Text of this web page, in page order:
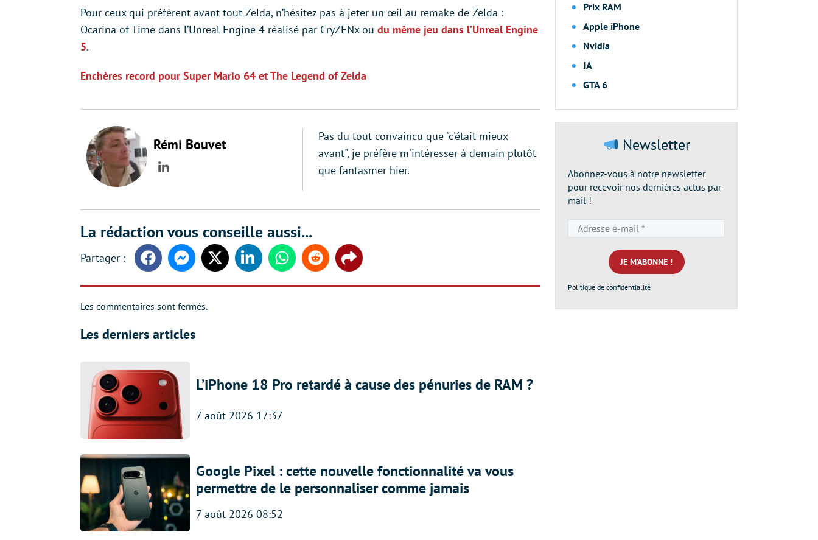
Pour ceux qui préfèrent avant tout Zelda, n’hésitez pas à jeter un œil au remake de Zelda :
Ocarina of Time dans l’Unreal Engine 4 réalisé par CryZENx ou du même jeu dans l’Unreal Engine
5.
Enchères record pour Super Mario 64 et The Legend of Zelda
Rémi Bouvet
LinkedIn
Pas du tout convaincu que "c'était mieux
avant", je préfère m'intéresser à demain plutôt
que fantasmer hier.
La rédaction vous conseille aussi...
FacebookMessengerTwitter LinkedinWhatsappReddit Share
Les commentaires sont fermés.
Les derniers articles
L’iPhone 18 Pro retardé à cause des pénuries de RAM ?
7 août 2026 17:37
Google Pixel : cette nouvelle fonctionnalité va vous
permettre de le personnaliser comme jamais
7 août 2026 08:52
Prix RAM
Apple iPhone
Nvidia
IA
GTA 6
Newsletter
Abonnez-vous à notre newsletter
pour recevoir nos dernières actus par
mail !
e-
mail
*
Politique de confidentialité